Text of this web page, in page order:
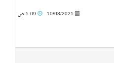
10/03/2021